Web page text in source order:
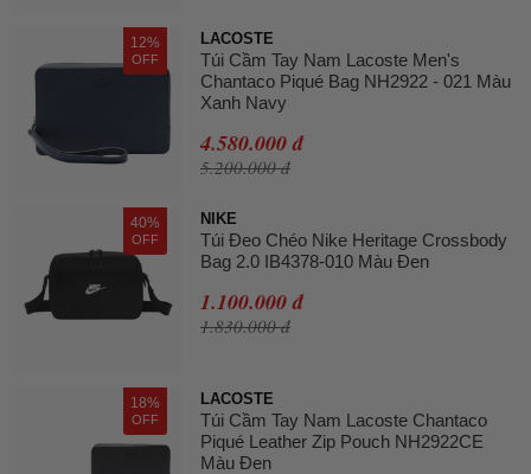
12%
OFF
LACOSTE
Túi Cầm Tay Nam Lacoste Men's
Chantaco Piqué Bag NH2922 - 021 Màu
Xanh Navy
4.580.000 đ
5.200.000 đ
40%
OFF
NIKE
Túi Đeo Chéo Nike Heritage Crossbody
Bag 2.0 IB4378-010 Màu Đen
1.100.000 đ
1.830.000 đ
18%
OFF
LACOSTE
Túi Cầm Tay Nam Lacoste Chantaco
Piqué Leather Zip Pouch NH2922CE
Màu Đen